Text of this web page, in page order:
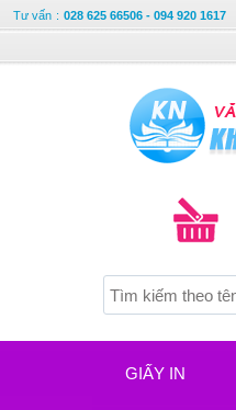
Tư vấn : 028 625 66506 - 094 920 1617
GIẤY IN